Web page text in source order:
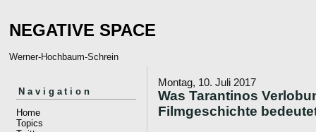
NEGATIVE SPACE
Werner-Hochbaum-Schrein
Navigation
Home
Topics
Montag, 10. Juli 2017
Was Tarantinos
Filmgeschichte